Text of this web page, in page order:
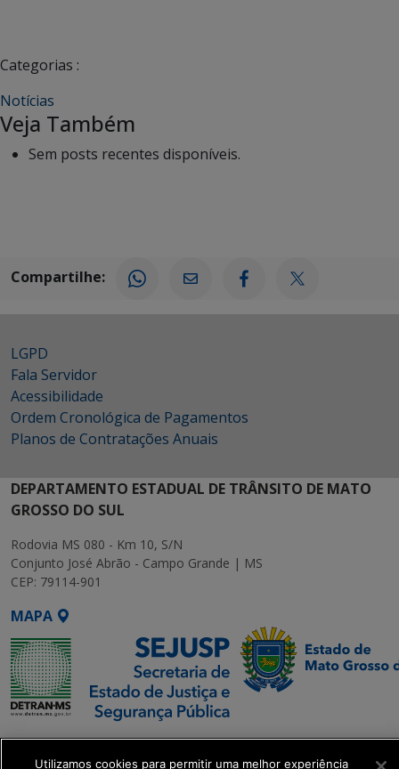
Categorias :
Notícias
Veja Também
Sem posts recentes disponíveis.
Compartilhe:
LGPD
Fala Servidor
Acessibilidade
Ordem Cronológica de Pagamentos
Planos de Contratações Anuais
DEPARTAMENTO ESTADUAL DE TRÂNSITO DE MATO
GROSSO DO SUL
Rodovia MS 080 - Km 10, S/N
Conjunto José Abrão - Campo Grande | MS
CEP: 79114-901
MAPA
SETDIG | Secretaria-
Executiva de
Utilizamos cookies para permitir uma melhor experiência